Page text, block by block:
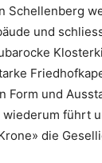
Schellenberg
und
Form und
führt
die